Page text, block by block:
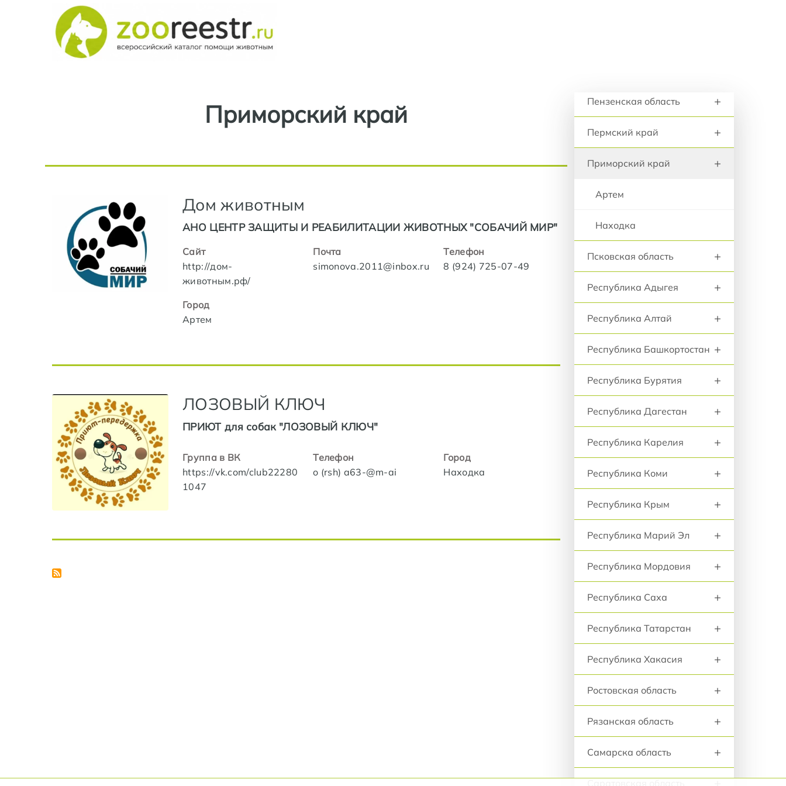
Приморский край
Дом животным
АНО ЦЕНТР ЗАЩИТЫ И РЕАБИЛИТАЦИИ ЖИВОТНЫХ "СОБАЧИЙ МИР"
Сайт
http://дом-
животным.рф/
Почта
simonova.2011@inbox.ru
Телефон
8 (924) 725-07-49
Город
Артем
ЛОЗОВЫЙ КЛЮЧ
ПРИЮТ для собак "ЛОЗОВЫЙ КЛЮЧ"
Группа в ВК
https://vk.com/club22280
1047
Телефон
o (rsh) a63-@m-ai
Город
Находка
Регионы и города
Пензенская область +
Пермский край +
Приморский край +
Артем
Находка
Псковская область +
Республика Адыгея +
Республика Алтай +
Республика Башкортостан +
Республика Бурятия +
Республика Дагестан +
Республика Карелия +
Республика Коми +
Республика Крым +
Республика Марий Эл +
Республика Мордовия +
Республика Саха +
Республика Татарстан +
Республика Хакасия +
Ростовская область +
Рязанская область +
Самарска область +
+